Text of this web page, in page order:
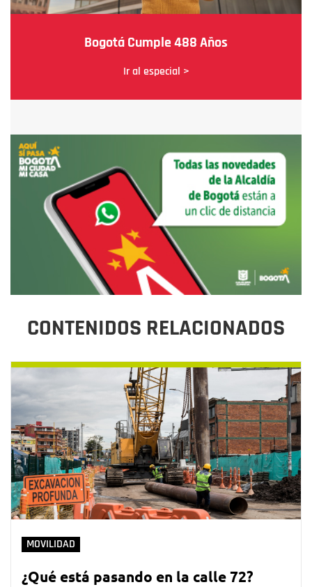
Bogotá Cumple 488 Años
Ir al especial >
CONTENIDOS RELACIONADOS
MOVILIDAD
¿Qué está pasando en la calle 72?